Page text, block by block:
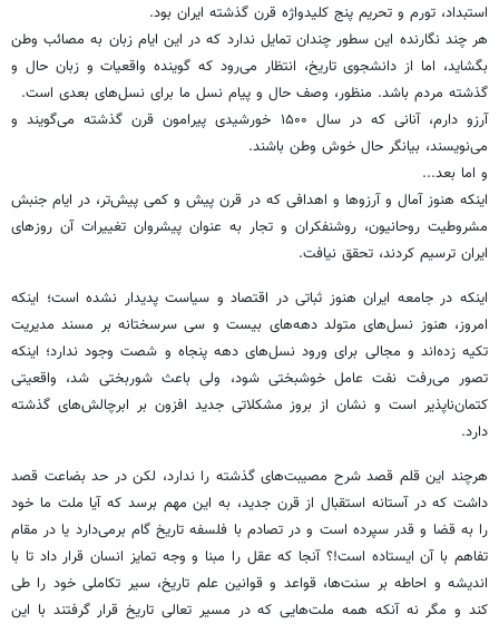
استبداد، تورم و تحریم پنج کلیدواژه قرن گذشته ایران بود.
هر چند نگارنده این سطور چندان تمایل ندارد که در این ایام زبان به مصائب وطن
بگشاید، اما از دانشجوی تاریخ، انتظار می‌رود که گوینده واقعیات و زبان حال و
گذشته مردم باشد. منظور، وصف حال و پیام نسل ما برای نسل‌های بعدی است.
آرزو دارم، آنانی که در سال ۱۵۰۰ خورشیدی پیرامون قرن گذشته می‌گویند و
می‌نویسند، بیانگر حال خوش وطن باشند.
و اما بعد...
اینکه هنوز آمال و آرزوها و اهدافی که در قرن پیش و کمی پیش‌تر، در ایام جنبش
مشروطیت روحانیون، روشنفکران و تجار به عنوان پیشروان تغییرات آن روزهای
ایران ترسیم کردند، تحقق نیافت.
اینکه در جامعه ایران هنوز ثباتی در اقتصاد ‌و سیاست پدیدار نشده است؛ اینکه
امروز، هنوز نسل‌های متولد دهه‌های بیست و سی سرسختانه بر مسند مدیریت
تکیه زده‌اند و مجالی برای ورود نسل‌های دهه پنجاه و شصت وجود ندارد؛ اینکه
تصور می‌رفت نفت عامل خوشبختی شود، ولی باعث شوربختی شد، واقعیتی
کتمان‌ناپذیر است و نشان از بروز مشکلاتی جدید افزون بر ابرچالش‌های گذشته
دارد.
هرچند این قلم قصد شرح مصیبت‌های گذشته را ندارد، لکن در حد بضاعت قصد
داشت که در آستانه استقبال از قرن جدید، به این مهم برسد که آیا ملت ما خود
را به قضا و قدر سپرده است و در تصادم با فلسفه تاریخ گام برمی‌دارد یا در مقام
تفاهم با آن ایستاده است!؟ آنجا که عقل را مبنا و وجه تمایز انسان قرار داد تا با
اندیشه و احاطه بر سنت‌ها، قواعد و قوانین علم تاریخ، سیر تکاملی خود را طی
کند و مگر نه آنکه همه ملت‌هایی که در مسیر تعالی تاریخ قرار گرفتند با این